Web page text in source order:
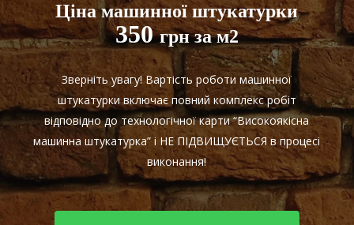
Ціна машинної штукатурки
350грн за м2
Зверніть увагу! Вартість роботи машинної
штукатурки включає повний комплекс робіт
відповідно до технологічної карти “Високоякісна
машинна штукатурка” і НЕ ПІДВИЩУЄТЬСЯ в процесі
виконання!